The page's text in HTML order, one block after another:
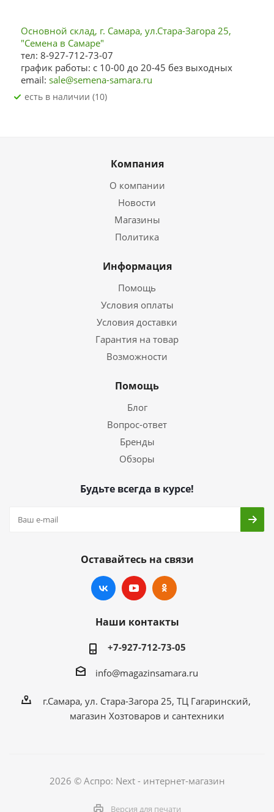
Основной склад, г. Самара, ул.Стара-Загора 25,
"Семена в Самаре"
тел: 8-927-712-73-07
график работы: с 10-00 до 20-45 без выходных
email: sale@semena-samara.ru
Есть в наличии (10)
Компания
О компании
Новости
Магазины
Политика
Информация
Помощь
Условия оплаты
Условия доставки
Гарантия на товар
Возможности
Помощь
Блог
Вопрос-ответ
Бренды
Обзоры
Будьте всегда в курсе!
Оставайтесь на связи
Наши контакты
+7-927-712-73-05
info@magazinsamara.ru
г.Самара, ул. Стара-Загора 25, ТЦ Гагаринский,
магазин Хозтоваров и сантехники
2026 © Аспро: Next - интернет-магазин
Версия для печати